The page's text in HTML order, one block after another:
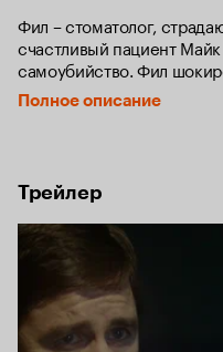
Фил – стоматолог,
счастливый пациент
самоубийство. Фил
сделает все, чтобы узнать
Полное описание
Трейлер